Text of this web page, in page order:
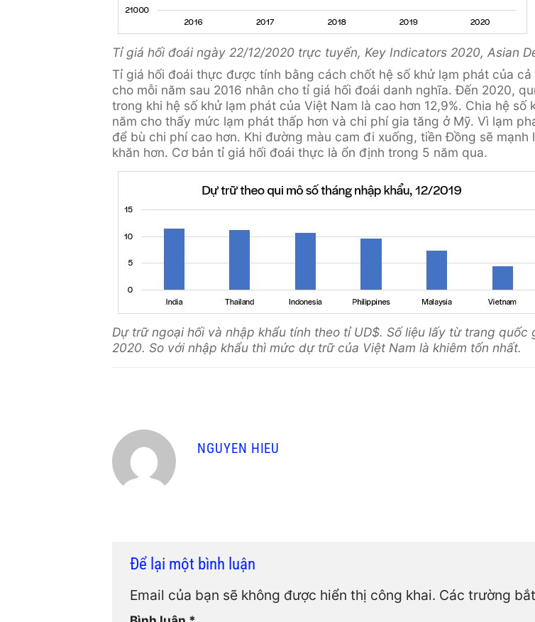
Tỉ giá hối đoái ngày 22/12/2020 trực tuyến, Key Indicators 2020, Asian
Tỉ giá hối đoái thực được tính bằng cách chốt hệ số khử lạm phát của
cho mỗi năm sau 2016 nhân cho tỉ giá hối đoái danh nghĩa. Đến 2020,
trong khi hệ số khử lạm phát của Việt Nam là cao hơn 12,9%. Chia hệ
năm cho thấy mức lạm phát thấp hơn và chi phí gia tăng ở Mỹ. Vì lạm
để bù chi phí cao hơn. Khi đường màu cam đi xuống, tiền Đồng sẽ
khăn hơn. Cơ bản tỉ giá hối đoái thực là ổn định trong 5 năm qua.
Dự trữ ngoại hối và nhập khẩu tính theo tỉ UD$. Số liệu lấy từ trang quốc
2020. So với nhập khẩu thì mức dự trữ của Việt Nam là khiêm tốn nhất.
NGUYEN HIEU
Để lại một bình luận
Email của bạn sẽ không được hiển thị công khai. Các trường